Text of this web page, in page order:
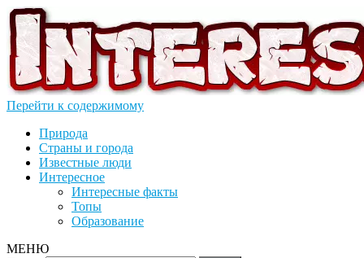
знаменитости, интересные факты из жизни для детей.
Перейти к содержимому
Природа
Страны и города
Известные люди
Интересное
Интересные факты
Топы
Образование
МЕНЮ